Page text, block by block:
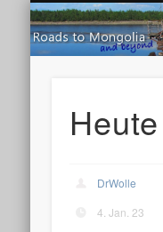
ROADS
ROADS
ROADS
ROADS
DrWolle
4. Jan. 23